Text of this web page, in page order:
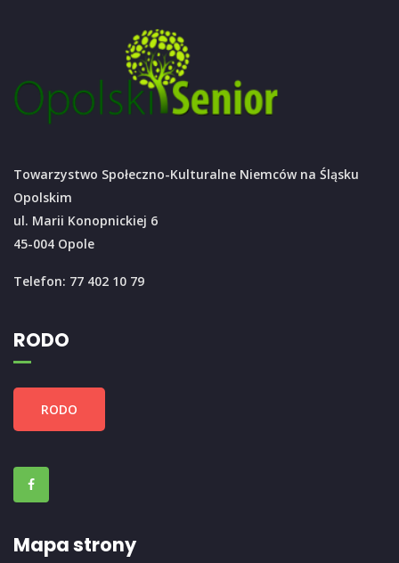
Towarzystwo Społeczno-Kulturalne Niemców na Śląsku
Opolskim
ul. Marii Konopnickiej 6
45-004 Opole
Telefon: 77 402 10 79
RODO
RODO
Mapa strony